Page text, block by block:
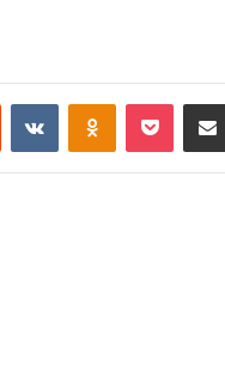
Reddit VKontakteOdnoklassniki
Pocket